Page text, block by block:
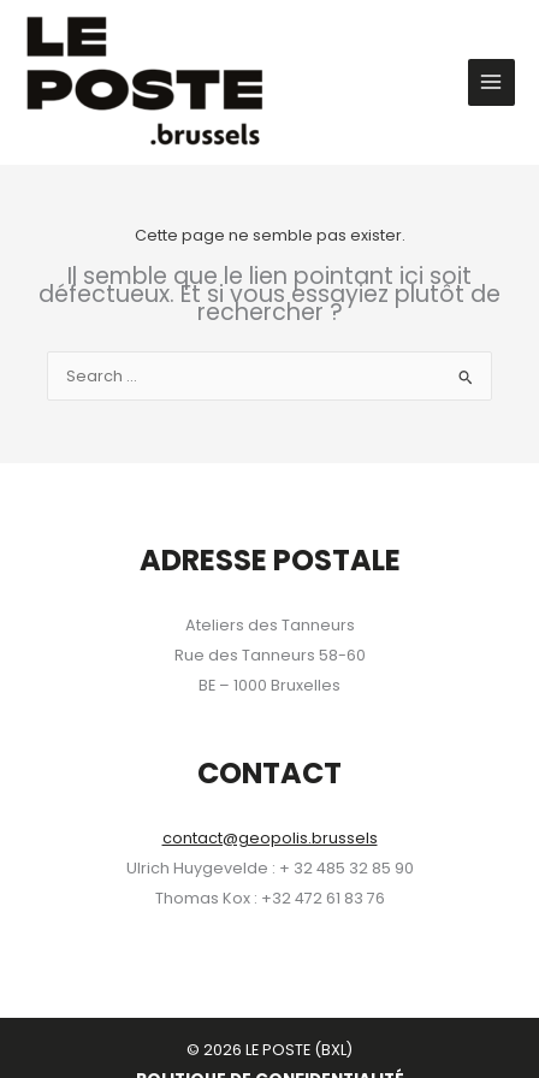
contenu
Main
Cette page ne semble pas exister.
Il semble que le lien pointant ici soit
défectueux. Et si vous essayiez plutôt de
rechercher ?
ADRESSE POSTALE
Ateliers des Tanneurs
Rue des Tanneurs 58-60
BE – 1000 Bruxelles
CONTACT
contact@geopolis.brussels
Ulrich Huygevelde : + 32 485 32 85 90
Thomas Kox : +32 472 61 83 76
© 2026 LE POSTE (BXL)